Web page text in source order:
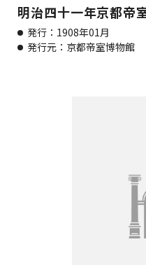
明治四十一年京都帝
発行：1908年01月
発行元：京都帝室博物館